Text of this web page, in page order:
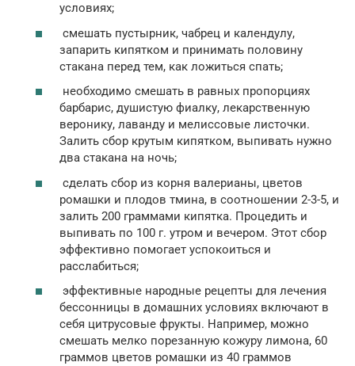
условиях;
смешать пустырник, чабрец и календулу,
запарить кипятком и принимать половину
стакана перед тем, как ложиться спать;
необходимо смешать в равных пропорциях
барбарис, душистую фиалку, лекарственную
веронику, лаванду и мелиссовые листочки.
Залить сбор крутым кипятком, выпивать нужно
два стакана на ночь;
сделать сбор из корня валерианы, цветов
ромашки и плодов тмина, в соотношении 2-3-5, и
залить 200 граммами кипятка. Процедить и
выпивать по 100 г. утром и вечером. Этот сбор
эффективно помогает успокоиться и
расслабиться;
эффективные народные рецепты для лечения
бессонницы в домашних условиях включают в
себя цитрусовые фрукты. Например, можно
смешать мелко порезанную кожуру лимона, 60
граммов цветов ромашки из 40 граммов